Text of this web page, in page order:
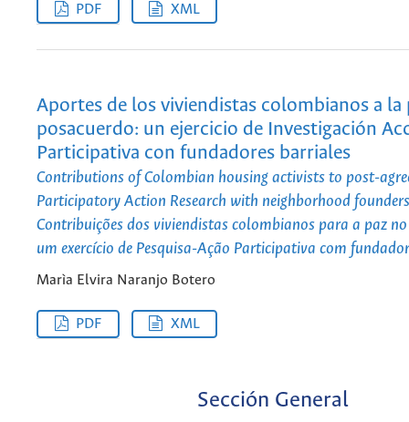
PDF XML
Aportes de los viviendistas colombianos a la
posacuerdo: un ejercicio de Investigación
Participativa con fundadores barriales
Contributions of Colombian housing activists to post-
Participatory Action Research with neighborhood founders
Contribuições dos viviendistas colombianos para a paz
um exercício de Pesquisa-Ação Participativa com
Marìa Elvira Naranjo Botero
PDF XML
Sección General